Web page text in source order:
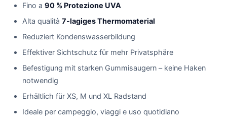
Fino a 90 % Protezione UVA
Alta qualità 7-lagiges Thermomaterial
Reduziert Kondenswasserbildung
Effektiver Sichtschutz für mehr Privatsphäre
Befestigung mit starken Gummisaugern – keine Haken
notwendig
Erhältlich für XS, M und XL Radstand
Ideale per campeggio, viaggi e uso quotidiano